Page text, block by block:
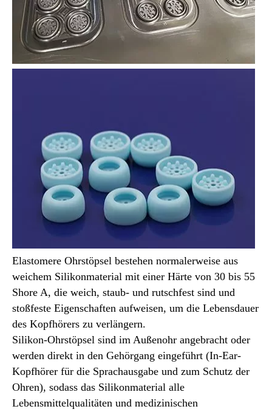
Elastomere Ohrstöpsel bestehen normalerweise aus
weichem Silikonmaterial mit einer Härte von 30 bis 55
Shore A, die weich, staub- und rutschfest sind und
stoßfeste Eigenschaften aufweisen, um die Lebensdauer
des Kopfhörers zu verlängern.
Silikon-Ohrstöpsel sind im Außenohr angebracht oder
werden direkt in den Gehörgang eingeführt (In-Ear-
Kopfhörer für die Sprachausgabe und zum Schutz der
Ohren), sodass das Silikonmaterial alle
Lebensmittelqualitäten und medizinischen